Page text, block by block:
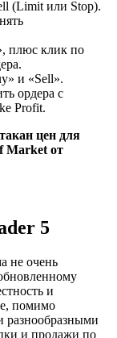
(Limit или Stop).
плюс клик по
и «Sell».
ордера с
Profit.
цен для
Market от
5
не очень
и
помимо
разнообразными
и продажи по